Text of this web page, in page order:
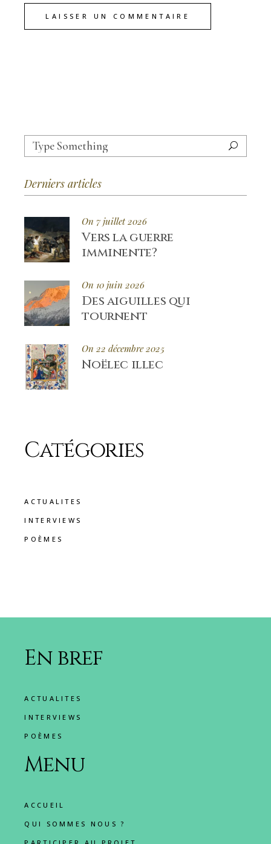
LAISSER UN COMMENTAIRE
Derniers articles
On 7 juillet 2026
Vers la guerre
imminente?
On 10 juin 2026
Des aiguilles qui
tournent
On 22 décembre 2025
Noëlec illec
Catégories
ACTUALITES
INTERVIEWS
POÈMES
En bref
ACTUALITES
INTERVIEWS
POÈMES
Menu
ACCUEIL
QUI SOMMES NOUS ?